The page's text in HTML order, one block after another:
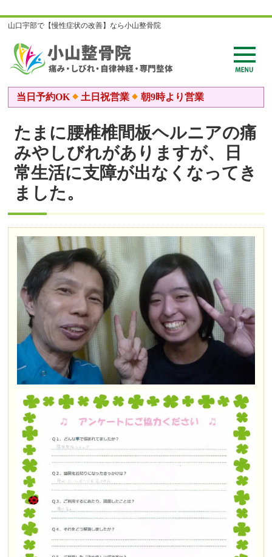
山口宇部で【慢性症状の改善】なら小山整骨院
当日予約OK 土日祝営業 朝9時より営業
たまに腰椎椎間板ヘルニアの痛
みやしびれがありますが、日
常生活に支障が出なくなってき
ました。